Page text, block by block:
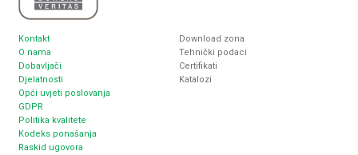
Kontakt
O nama
Dobavljači
Djelatnosti
Opći uvjeti poslovanja
GDPR
Politika kvalitete
Kodeks ponašanja
Raskid ugovora
Download zona
Tehnički podaci
Certifikati
Katalozi